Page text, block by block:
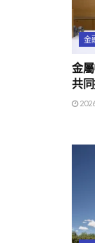
金
金
共